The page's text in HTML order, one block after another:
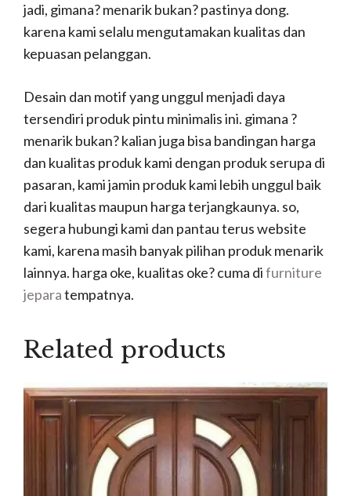
jadi, gimana? menarik bukan? pastinya dong.
karena kami selalu mengutamakan kualitas dan
kepuasan pelanggan.
Desain dan motif yang unggul menjadi daya
tersendiri produk pintu minimalis ini. gimana ?
menarik bukan? kalian juga bisa bandingan harga
dan kualitas produk kami dengan produk serupa di
pasaran, kami jamin produk kami lebih unggul baik
dari kualitas maupun harga terjangkaunya. so,
segera hubungi kami dan pantau terus website
kami, karena masih banyak pilihan produk menarik
lainnya. harga oke, kualitas oke? cuma difurniture
jeparatempatnya.
Related products